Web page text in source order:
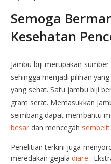
Semoga
Kesehatan
Jambu biji merupakan
sehingga menjadi pilihan
yang sehat. Satu jambu biji
gram serat. Memasukkan
seimbang dapat membantu
besar dan mencegah sembelit
Penelitian terkini juga
meredakan gejaladiare .